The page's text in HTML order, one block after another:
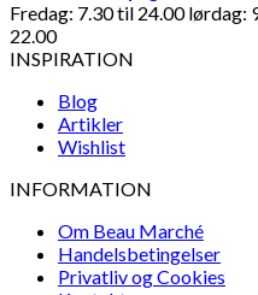
Fredag: 7.30 til 24.00 lørdag:
22.00
INSPIRATION
Blog
Artikler
Wishlist
INFORMATION
Om Beau Marché
Handelsbetingelser
Privatliv og Cookies